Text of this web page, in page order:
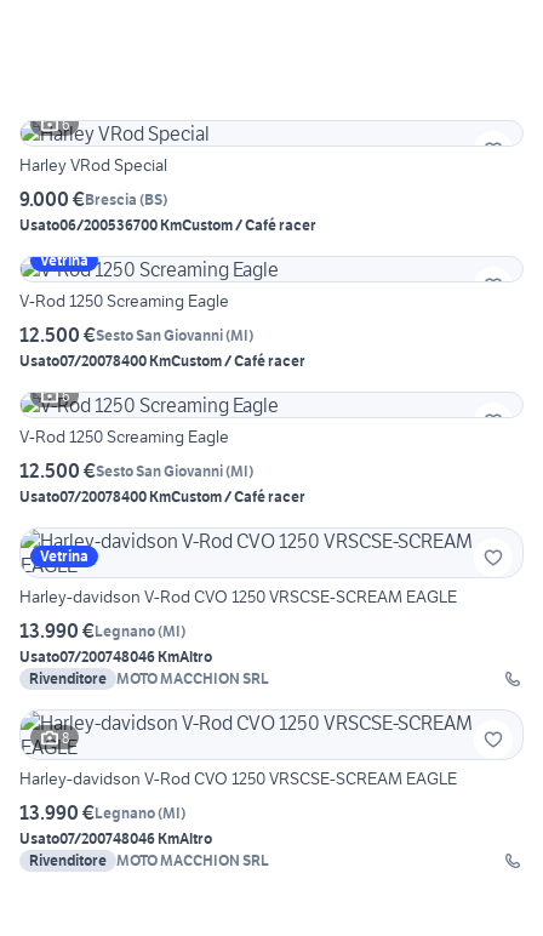
6
Harley VRod Special
9.000 €Brescia (BS)
Usato06/200536700 KmCustom / Café racer
Vetrina
V-Rod 1250 Screaming Eagle
12.500 €Sesto San Giovanni(MI)
Usato07/20078400 KmCustom / Café racer
6
V-Rod 1250 Screaming Eagle
12.500 €Sesto San Giovanni(MI)
Usato07/20078400 KmCustom / Café racer
Vetrina
Harley-davidson V-Rod CVO 1250 VRSCSE-SCREAM EAGLE
13.990 €Legnano(MI)
Usato07/200748046 KmAltro
Rivenditore MOTO MACCHION SRL
8
Harley-davidson V-Rod CVO 1250 VRSCSE-SCREAM EAGLE
13.990 €Legnano(MI)
Usato07/200748046 KmAltro
Rivenditore MOTO MACCHION SRL